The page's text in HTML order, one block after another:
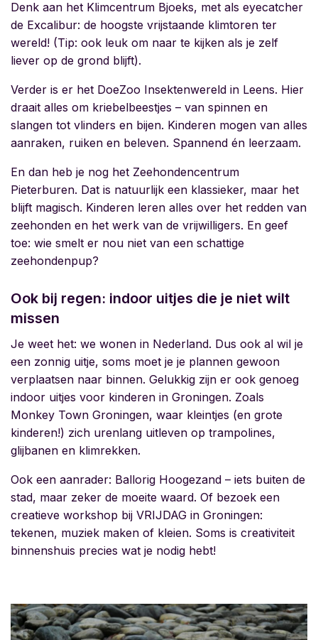
Denk aan het Klimcentrum Bjoeks, met als eyecatcher
de Excalibur: de hoogste vrijstaande klimtoren ter
wereld! (Tip: ook leuk om naar te kijken als je zelf
liever op de grond blijft).
Verder is er het DoeZoo Insektenwereld in Leens. Hier
draait alles om kriebelbeestjes – van spinnen en
slangen tot vlinders en bijen. Kinderen mogen van alles
aanraken, ruiken en beleven. Spannend én leerzaam.
En dan heb je nog het Zeehondencentrum
Pieterburen. Dat is natuurlijk een klassieker, maar het
blijft magisch. Kinderen leren alles over het redden van
zeehonden en het werk van de vrijwilligers. En geef
toe: wie smelt er nou niet van een schattige
zeehondenpup?
Ook bij regen: indoor uitjes die je niet wilt
missen
Je weet het: we wonen in Nederland. Dus ook al wil je
een zonnig uitje, soms moet je je plannen gewoon
verplaatsen naar binnen. Gelukkig zijn er ook genoeg
indoor uitjes voor kinderen in Groningen. Zoals
Monkey Town Groningen, waar kleintjes (en grote
kinderen!) zich urenlang uitleven op trampolines,
glijbanen en klimrekken.
Ook een aanrader: Ballorig Hoogezand – iets buiten de
stad, maar zeker de moeite waard. Of bezoek een
creatieve workshop bij VRIJDAG in Groningen:
tekenen, muziek maken of kleien. Soms is creativiteit
binnenshuis precies wat je nodig hebt!